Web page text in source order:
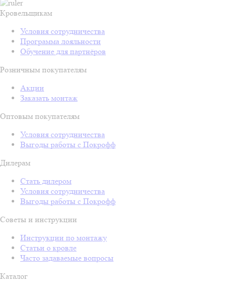
Кровельщикам
Условия сотрудничества
Программа лояльности
Обучение для партнёров
Розничным покупателям
Акции
Заказать монтаж
Оптовым покупателям
Условия сотрудничества
Выгоды работы с Покрофф
Дилерам
Стать дилером
Условия сотрудничества
Выгоды работы с Покрофф
Советы и инструкции
Инструкции по монтажу
Статьи о кровле
Часто задаваемые вопросы
Каталог